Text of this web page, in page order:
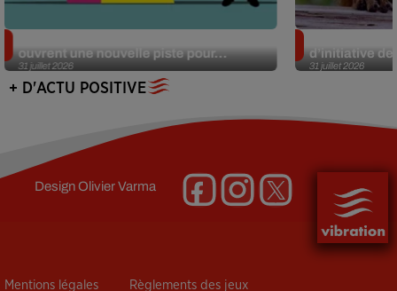
31 juillet 2026
ouvrent une nouvelle piste pour...
31 juillet 2026
d’initiative
+ D'ACTU POSITIVE
DesignOlivier Varma
Mentions légales Règlements des jeux